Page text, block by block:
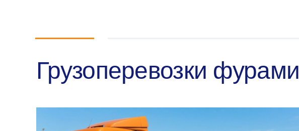
Грузоперевозки фурами